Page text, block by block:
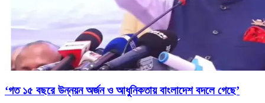
‘গত ১৫ বছরে উন্নয়ন অর্জন ও আধুনিকতায় বাংলাদেশ বদলে গেছে’